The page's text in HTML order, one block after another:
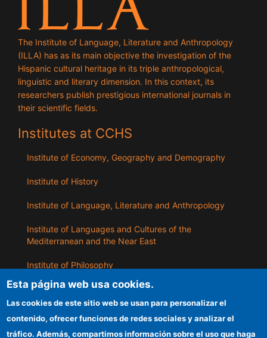
The Institute of Language, Literature and Anthropology
(ILLA) has as its main objective the investigation of the
Hispanic cultural heritage in its triple anthropological,
linguistic and literary dimension. In this context, its
researchers publish prestigious international journals in
their scientific fields.
Institutes at CCHS
Institute of Economy, Geography and Demography
Institute of History
Institute of Language, Literature and Anthropology
Institute of Languages ​​and Cultures of the
Mediterranean and the Near East
Institute of Philosophy
Institute of Public Policies and Goods
ILLA
Esta página web usa cookies.
Las cookies de este sitio web se usan para personalizar el
contenido, ofrecer funciones de redes sociales y analizar el
tráfico. Además, compartimos información sobre el uso que haga